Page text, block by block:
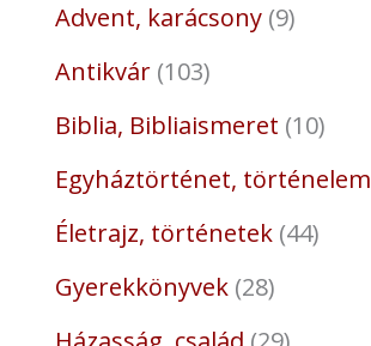
Advent, karácsony 9
Antikvár 103
Biblia, Bibliaismeret 10
Egyháztörténet, történelem
Életrajz, történetek 44
Gyerekkönyvek 28